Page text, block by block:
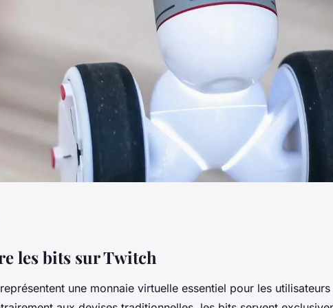
et les
les bits sur Twitch
représentent une monnaie virtuelle essentiel pour les utilisateurs